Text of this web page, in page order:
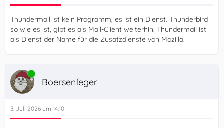
Thundermail ist kein Programm, es ist ein Dienst. Thunderbird
so wie es ist, gibt es als Mail-Client weiterhin. Thundermail ist
als Dienst der Name für die Zusatzdienste von Mozilla.
Online
Boersenfeger
3. Juli 2026 um 14:10